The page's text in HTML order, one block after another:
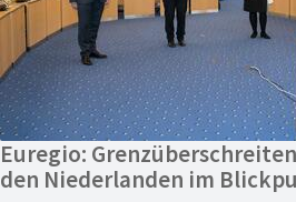
Euregio:
den Niederlanden im